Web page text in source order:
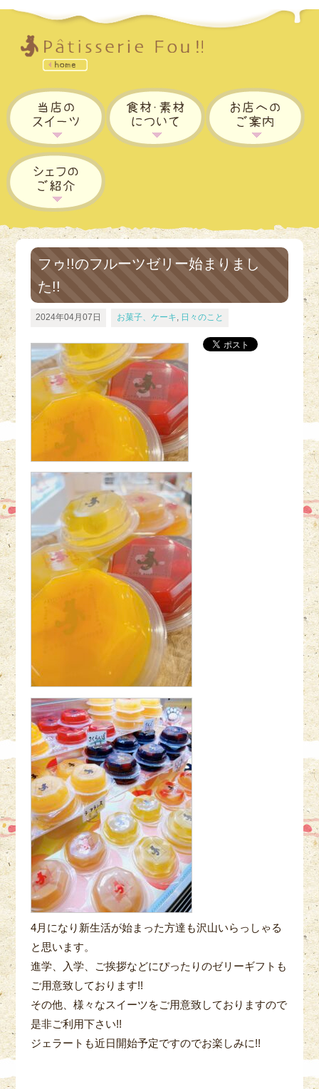
フゥ!!のフルーツゼリー始まりまし
た!!
2024年04月07日 お菓子、ケーキ, 日々のこと
4月になり新生活が始まった方達も沢山いらっしゃる
と思います。
進学、入学、ご挨拶などにぴったりのゼリーギフトも
ご用意致しております!!
その他、様々なスイーツをご用意致しておりますので
是非ご利用下さい!!
ジェラートも近日開始予定ですのでお楽しみに!!